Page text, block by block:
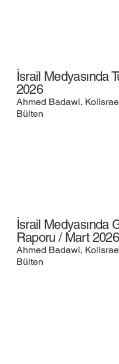
İsrail Medyasında
2026
Ahmed Badawi,
Bülten
İsrail Medyasında
Raporu / Mart 2026
Ahmed Badawi,
Bülten